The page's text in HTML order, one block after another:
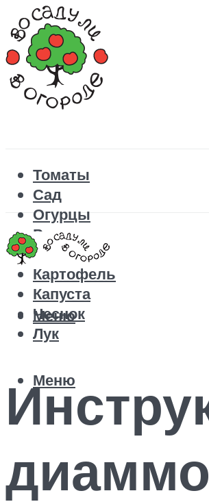
Томаты
Сад
Огурцы
Рецепты
Перец
Картофель
Капуста
Чеснок
Лук
Меню
Меню